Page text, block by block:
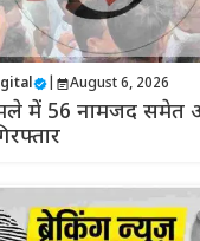
August 6, 2026
में 56 नामजद समेत